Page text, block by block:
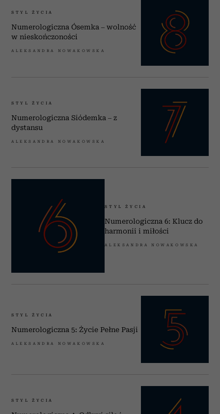
STYL ŻYCIA
Numerologiczna Ósemka – wolność
w nieskończoności
ALEKSANDRA NOWAKOWSKA
STYL ŻYCIA
Numerologiczna Siódemka – z
dystansu
ALEKSANDRA NOWAKOWSKA
STYL ŻYCIA
Numerologiczna 6: Klucz do
harmonii i miłości
ALEKSANDRA NOWAKOWSKA
STYL ŻYCIA
Numerologiczna 5: Życie Pełne Pasji
ALEKSANDRA NOWAKOWSKA
STYL ŻYCIA